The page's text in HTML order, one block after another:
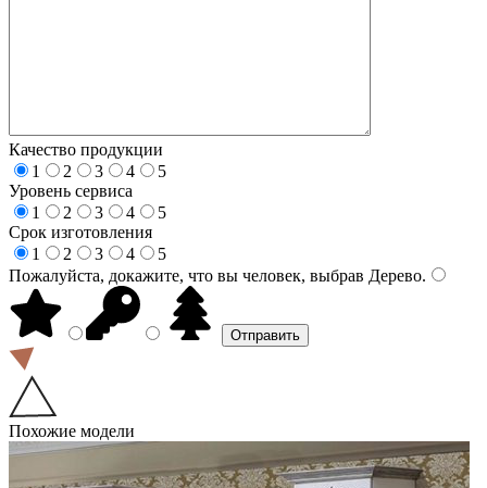
Качество продукции
1
2 3 4
5
Уровень сервиса
1
2 3 4
5
Срок изготовления
1
2 3 4
5
Пожалуйста, докажите, что вы человек, выбрав Дерево.
Похожие модели